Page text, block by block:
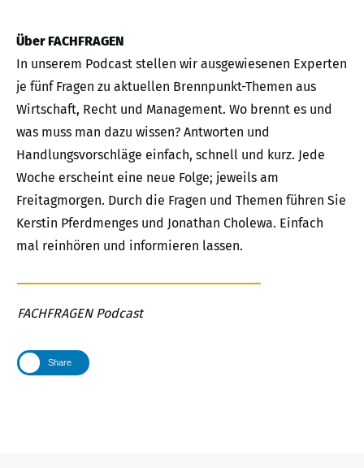
Über FACHFRAGEN
In unserem Podcast stellen wir ausgewiesenen Experten
je fünf Fragen zu aktuellen Brennpunkt-Themen aus
Wirtschaft, Recht und Management. Wo brennt es und
was muss man dazu wissen? Antworten und
Handlungsvorschläge einfach, schnell und kurz. Jede
Woche erscheint eine neue Folge; jeweils am
Freitagmorgen. Durch die Fragen und Themen führen Sie
Kerstin Pferdmenges und Jonathan Cholewa. Einfach
mal reinhören und informieren lassen.
FACHFRAGEN Podcast
Share